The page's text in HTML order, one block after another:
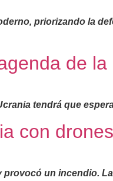
priorizando la
de la
tendrá que
con
un incendio.